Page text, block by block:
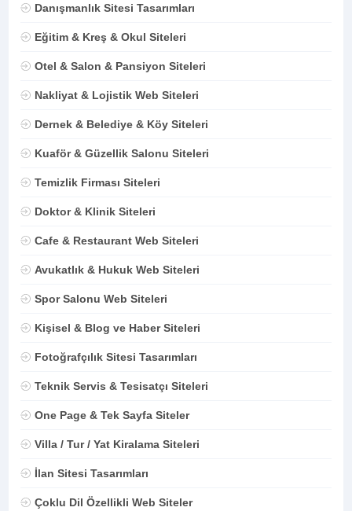
Danışmanlık Sitesi Tasarımları
Eğitim & Kreş & Okul Siteleri
Otel & Salon & Pansiyon Siteleri
Nakliyat & Lojistik Web Siteleri
Dernek & Belediye & Köy Siteleri
Kuaför & Güzellik Salonu Siteleri
Temizlik Firması Siteleri
Doktor & Klinik Siteleri
Cafe & Restaurant Web Siteleri
Avukatlık & Hukuk Web Siteleri
Spor Salonu Web Siteleri
Kişisel & Blog ve Haber Siteleri
Fotoğrafçılık Sitesi Tasarımları
Teknik Servis & Tesisatçı Siteleri
One Page & Tek Sayfa Siteler
Villa / Tur / Yat Kiralama Siteleri
İlan Sitesi Tasarımları
Çoklu Dil Özellikli Web Siteler